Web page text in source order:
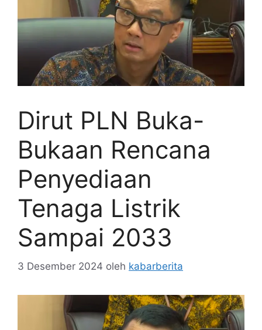
Dirut PLN Buka-
Bukaan Rencana
Penyediaan
Tenaga Listrik
Sampai 2033
3 Desember 2024 oleh kabarberita